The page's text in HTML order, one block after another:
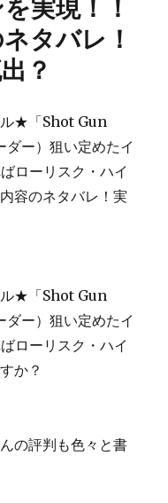
タバレ！
？
ル★「Shot Gun
ー）狙い定めたイ
ローリスク・ハイ
容のネタバレ！実
ル★「Shot Gun
ー）狙い定めたイ
ローリスク・ハイ
か？
の評判も色々と書